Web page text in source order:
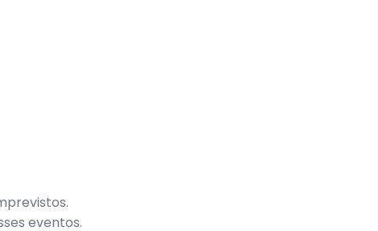
eventos.